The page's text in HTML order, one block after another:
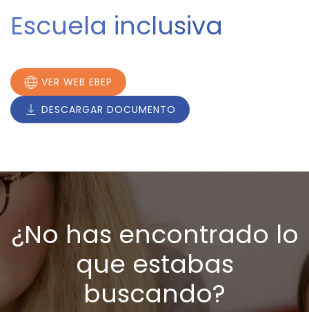
Escuela inclusiva
VER WEB EBEP
DESCARGAR DOCUMENTO
¿No has encontrado lo
que estabas
buscando?